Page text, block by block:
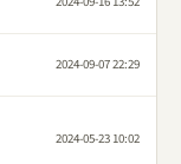
2024-09-07 22:29
2024-05-23 10:02